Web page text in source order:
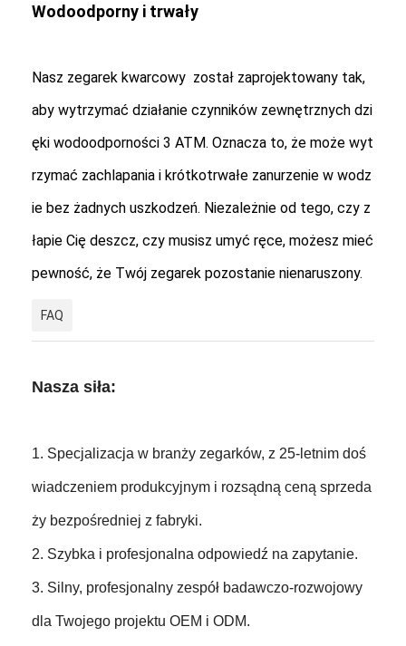
Sprawy
Zegarek kwarcowy ze skórzanym paskiem
Zegarek z paskiem ze stali nierdzewnej
Zegarek z silikonowym pasekkiem
Stylny zegarek dla par
Zegarek na nadgarstek dla dzieci.
Części zamienne
Wodoodporny i trwały
Nasz zegarek kwarcowy został zaprojektowany tak,
aby wytrzymać działanie czynników zewnętrznych dzi
ęki wodoodporności 3 ATM. Oznacza to, że może wyt
rzymać zachlapania i krótkotrwałe zanurzenie w wodz
ie bez żadnych uszkodzeń. Niezależnie od tego, czy z
łapie Cię deszcz, czy musisz umyć ręce, możesz mieć
pewność, że Twój zegarek pozostanie nienaruszony.
FAQ
Nasza siła:
1. Specjalizacja w branży zegarków, z 25-letnim doś
wiadczeniem produkcyjnym i rozsądną ceną sprzeda
ży bezpośredniej z fabryki.
2. Szybka i profesjonalna odpowiedź na zapytanie.
3. Silny, profesjonalny zespół badawczo-rozwojowy
dla Twojego projektu OEM i ODM.